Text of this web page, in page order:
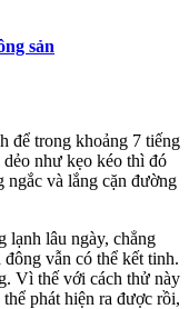
sản
để trong khoảng 7 tiếng
như kẹo kéo thì đó
ngắc và lắng cặn đường
lạnh lâu ngày, chẳng
vẫn có thể kết tinh.
Vì thế với cách thử này
phát hiện ra được rồi,